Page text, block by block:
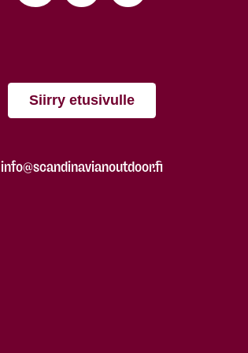
Siirry etusivulle
info@scandinavianoutdoor.fi